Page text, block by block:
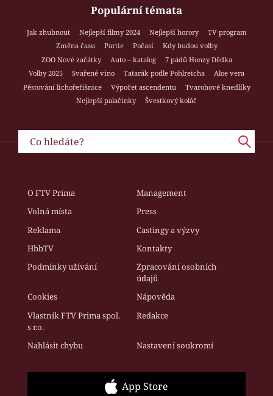
Populární témata
Jak zhubnout Nejlepší filmy 2024 Nejlepší horory
TV program
Změna času
Partie Počasí
Kdy budou volby
ZOO Nové začátky
Auto – katalog
7 pádů Honzy Dědka
Volby 2025
Svařené víno Tatarák podle Pohlreicha
Aloe vera
Pěstování lichořeřišnice
Výpočet ascendentu
Tvarohové knedlíky
Nejlepší palačinky
Švestkový koláč
O FTV Prima
Management
Volná místa
Press
Reklama
Castingy a výzvy
HbbTV
Kontakty
Podmínky užívání
Zpracování osobních
údajů
Cookies
Nápověda
Vlastník FTV Prima spol.
s r.o.
Redakce
Nahlásit chybu Nastavení soukromí
App Store